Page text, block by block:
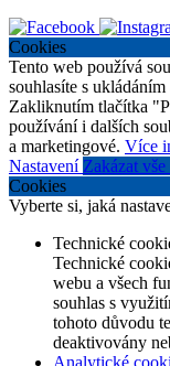
Cookies
Tento web používá
souhlasíte s
Zakliknutím tlačítka
používání i dalších
a marketingové. Více
Nastavení Zakázat vše
Cookies
Vyberte si, jaká
Technické
Technické
webu a všech
souhlas s
tohoto důvodu
deaktivovány
Analytické